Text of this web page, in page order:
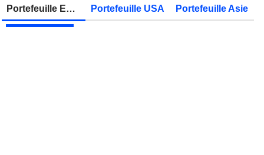
VIEL & CIE Publication des résultats - Q2 2026
Portefeuille Europe Portefeuille USA Portefeuille Asie